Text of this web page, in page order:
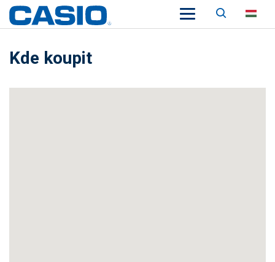
Keresés
Kde koupit